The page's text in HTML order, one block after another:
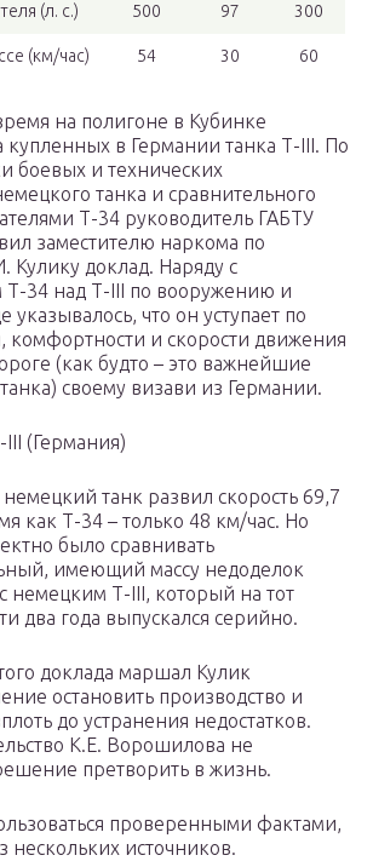
(л. с.) 500 97 300
(км/час) 54 30 60
на полигоне в Кубинке
купленных в Германии танка Т-III. По
боевых и технических
танка и сравнительного
Т-34 руководитель ГАБТУ
заместителю наркома по
Кулику доклад. Наряду с
Т-34 над Т-III по вооружению и
указывалось, что он уступает по
комфортности и скорости движения
(как будто – это важнейшие
своему визави из Германии.
(Германия)
танк развил скорость 69,7
как Т-34 – только 48 км/час. Но
было сравнивать
имеющий массу недоделок
немецким Т-III, который на тот
два года выпускался серийно.
доклада маршал Кулик
остановить производство и
до устранения недостатков.
К.Е. Ворошилова не
претворить в жизнь.
проверенными фактами,
нескольких источников.